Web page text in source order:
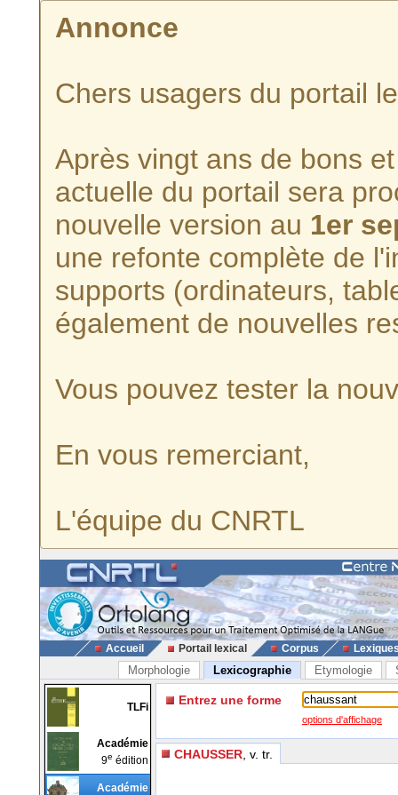
Annonce
Chers usagers du portail
Après vingt ans de bons
actuelle du portail sera
nouvelle version au 1er
une refonte complète de
supports (ordinateurs,
également de nouvelles
Vous pouvez tester la
En vous remerciant,
L'équipe du CNRTL
Accueil Portail lexical Corpus
Morphologie Lexicographie Etymologie
TLFi
Académie
9e édition
Académie
Entrez une forme
options d'affichage
CHAUSSER , v. tr.